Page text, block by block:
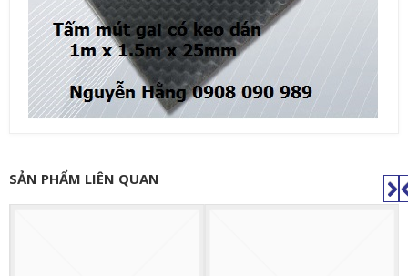
SẢN PHẨM LIÊN QUAN